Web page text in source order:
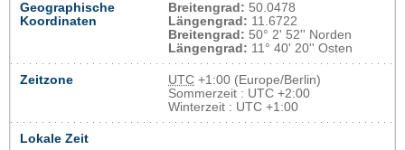
Geographische
Koordinaten
Breitengrad: 50.0478
Längengrad: 11.6722
Breitengrad: 50° 2' 52'' Norden
Längengrad: 11° 40' 20'' Osten
Zeitzone UTC +1:00 (Europe/Berlin)
Sommerzeit : UTC +2:00
Winterzeit : UTC +1:00
Lokale Zeit